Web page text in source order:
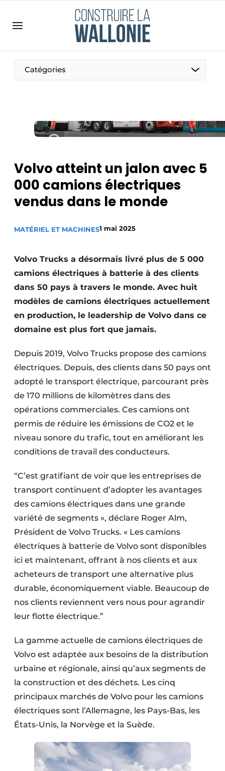
Emploi
Enregistrer une offre d’emploi
Meest gelezen
Podcasts
Privacy / Cookie statement
S’inscrire à l’événement
Catégories
Construction bois
Contrôle d’accès
Fondations
Façades
Géotextiles
Infrastructures souterraines et égouttage
Rénovation
Sécurité incendie
Software
Techniques ferroviaires
Travaux ferroviaires
Volvo atteint un jalon avec 5
000 camions électriques
vendus dans le monde
MATÉRIEL ET MACHINES1 mai 2025
Volvo Trucks a désormais livré plus de 5 000
camions électriques à batterie à des clients
dans 50 pays à travers le monde. Avec huit
modèles de camions électriques actuellement
en production, le leadership de Volvo dans ce
domaine est plus fort que jamais.
Depuis 2019, Volvo Trucks propose des camions
électriques. Depuis, des clients dans 50 pays ont
adopté le transport électrique, parcourant près
de 170 millions de kilomètres dans des
opérations commerciales. Ces camions ont
permis de réduire les émissions de CO2 et le
niveau sonore du trafic, tout en améliorant les
conditions de travail des conducteurs.
“C’est gratifiant de voir que les entreprises de
transport continuent d’adopter les avantages
des camions électriques dans une grande
variété de segments », déclare Roger Alm,
Président de Volvo Trucks. « Les camions
électriques à batterie de Volvo sont disponibles
ici et maintenant, offrant à nos clients et aux
acheteurs de transport une alternative plus
durable, économiquement viable. Beaucoup de
nos clients reviennent vers nous pour agrandir
leur flotte électrique.”
La gamme actuelle de camions électriques de
Volvo est adaptée aux besoins de la distribution
urbaine et régionale, ainsi qu’aux segments de
la construction et des déchets. Les cinq
principaux marchés de Volvo pour les camions
électriques sont l’Allemagne, les Pays-Bas, les
États-Unis, la Norvège et la Suède.